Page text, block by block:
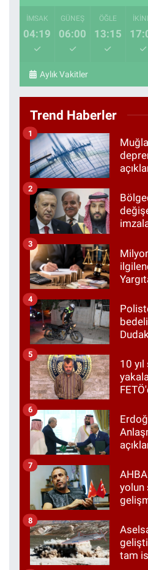
İMSAK
04:19
GÜNEŞ
06:00
ÖĞLE
13:15
Aylık Vakitler
Trend Haberler
1
2
3
4
10
5
6
yolun
7
tam
8